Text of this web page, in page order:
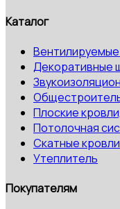
Каталог
Декоративные
Плоские
Потолочная
Скатные кровли
Утеплитель
Покупателям